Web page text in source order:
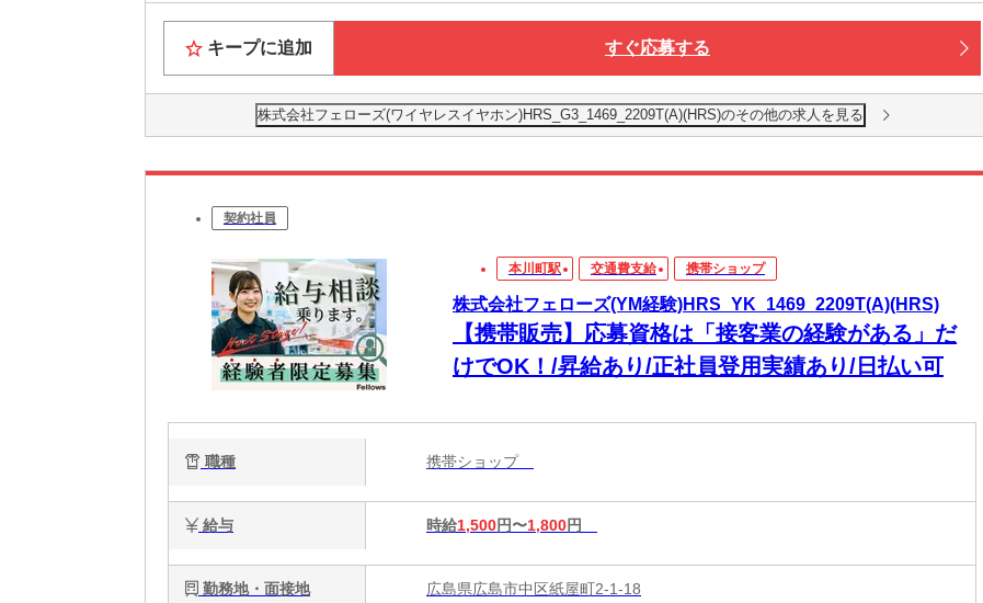
キープに追加 すぐ応募する
株式会社フェローズ(ワイヤレスイヤホン)HRS_G3_1469_2209T(A)(HRS)のその他の求人を見る
契約社員
本川町駅 交通費支給 携帯ショップ
株式会社フェローズ(YM経験)HRS_YK_1469_2209T(A)(HRS)
【携帯販売】応募資格は「接客業の経験がある」だ
けでOK！/昇給あり/正社員登用実績あり/日払い可
職種 携帯ショップ
給与 時給1,500円〜1,800円
勤務地・面接地
広島県広島市中区紙屋町2-1-18